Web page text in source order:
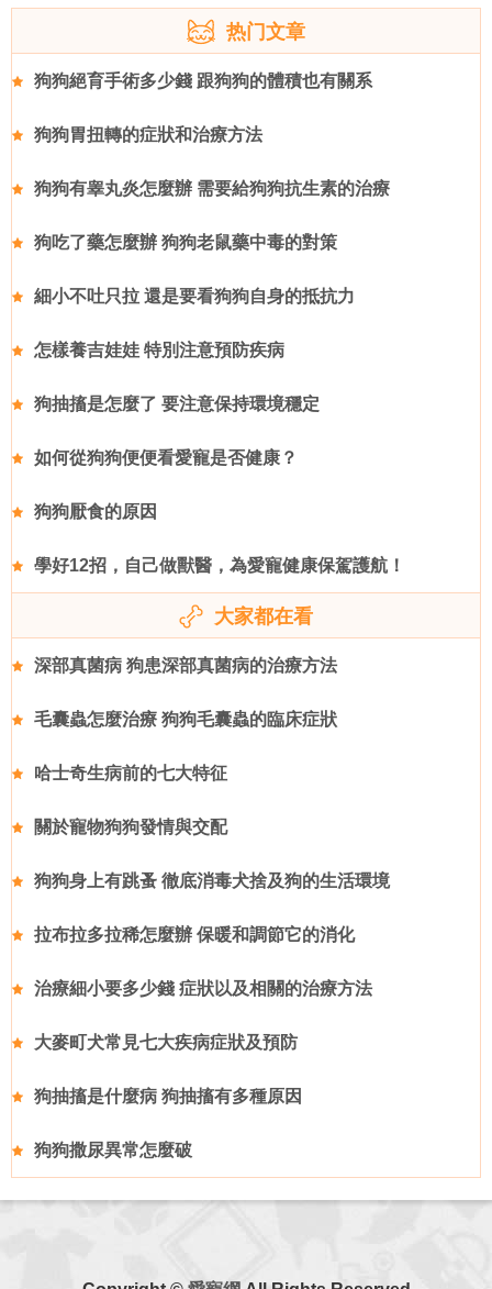
热门文章
狗狗絕育手術多少錢 跟狗狗的體積也有關系
狗狗胃扭轉的症狀和治療方法
狗狗有睾丸炎怎麼辦 需要給狗狗抗生素的治療
狗吃了藥怎麼辦 狗狗老鼠藥中毒的對策
細小不吐只拉 還是要看狗狗自身的抵抗力
怎樣養吉娃娃 特別注意預防疾病
狗抽搐是怎麼了 要注意保持環境穩定
如何從狗狗便便看愛寵是否健康？
狗狗厭食的原因
學好12招，自己做獸醫，為愛寵健康保駕護航！
大家都在看
深部真菌病 狗患深部真菌病的治療方法
毛囊蟲怎麼治療 狗狗毛囊蟲的臨床症狀
哈士奇生病前的七大特征
關於寵物狗狗發情與交配
狗狗身上有跳蚤 徹底消毒犬捨及狗的生活環境
拉布拉多拉稀怎麼辦 保暖和調節它的消化
治療細小要多少錢 症狀以及相關的治療方法
大麥町犬常見七大疾病症狀及預防
狗抽搐是什麼病 狗抽搐有多種原因
狗狗撒尿異常怎麼破